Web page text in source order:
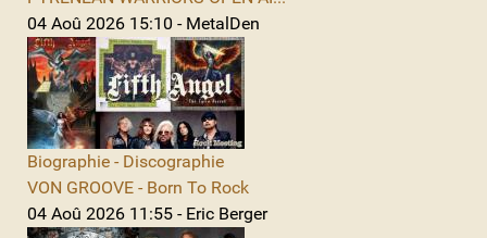
04 Aoû 2026 15:10 - MetalDen
Biographie - Discographie
VON GROOVE - Born To Rock
04 Aoû 2026 11:55 - Eric Berger